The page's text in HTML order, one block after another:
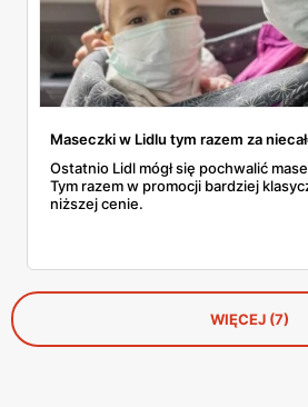
Maseczki w Lidlu tym razem za
Ostatnio Lidl mógł się pochwalić
Tym razem w promocji bardziej
niższej cenie.
WIĘCEJ (7)